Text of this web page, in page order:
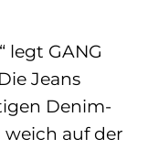
legt GANG
Jeans
Denim-
weich auf der